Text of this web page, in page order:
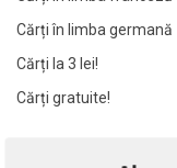
Al. Dumitrescu
Al. Dumitrescu
Cărți în limba germană
Cărți la 3 lei!
Cărți gratuite!